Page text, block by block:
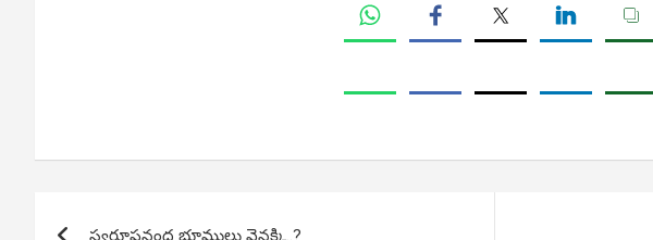
స్వరూపనంద భూములు వెనక్కి..?